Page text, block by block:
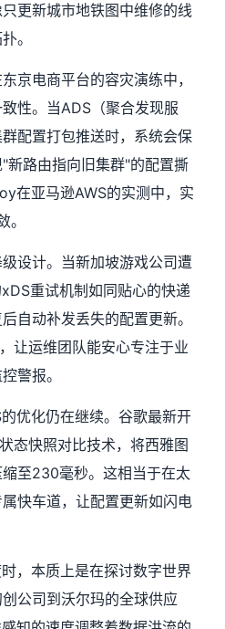
更新城市地铁图中维修的线
。
京电商平台的容灾演练中，
性。当ADS（聚合发现服
配置打包推送时，系统会保
新路由指向旧集群"的配置撕
在亚马逊AWS的实测中，实
设计。当新加坡游戏公司遭
重试机制如同贴心的快递
自动补发丢失的配置更新。
让运维团队能安心专注于业
警报。
优化仍在继续。谷歌最新开
态快照对比技术，将西雅图
至230毫秒。这相当于在太
快车道，让配置更新如闪电
，本质上是在探讨数字世界
公司到沃尔玛的全球供应